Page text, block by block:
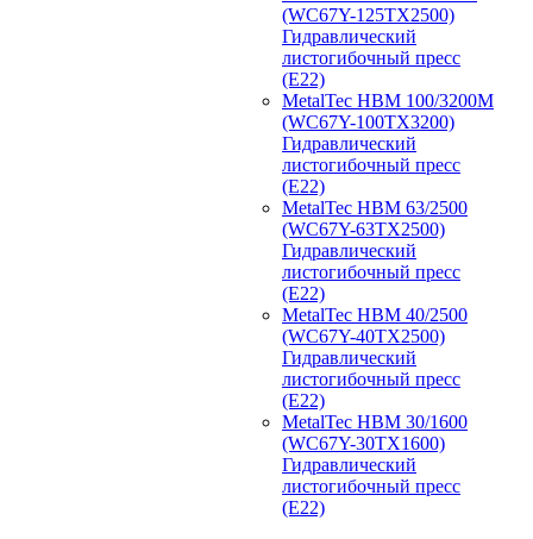
(WC67Y-125TX2500)
Гидравлический
листогибочный пресс
(E22)
MetalTec HBM 100/3200M
(WC67Y-100TX3200)
Гидравлический
листогибочный пресс
(E22)
MetalTec HBM 63/2500
(WC67Y-63TX2500)
Гидравлический
листогибочный пресс
(E22)
MetalTec HBM 40/2500
(WC67Y-40TX2500)
Гидравлический
листогибочный пресс
(E22)
MetalTec HBM 30/1600
(WC67Y-30TX1600)
Гидравлический
листогибочный пресс
(E22)